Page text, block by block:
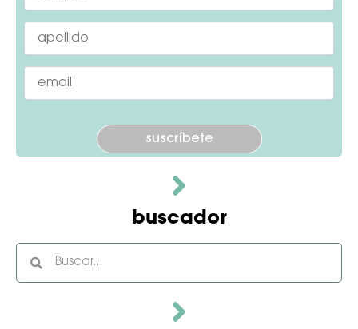
este
buscador